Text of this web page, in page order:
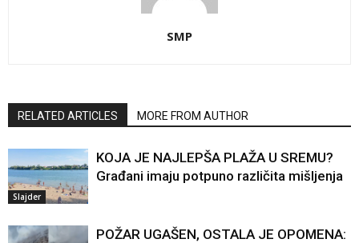
SMP
RELATED ARTICLES MORE FROM AUTHOR
Slajder
KOJA JE NAJLEPŠA PLAŽA U SREMU?
Građani imaju potpuno različita mišljenja
POŽAR UGAŠEN, OSTALA JE OPOMENA: